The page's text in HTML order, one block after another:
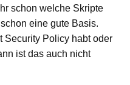
schon welche Skripte
eine gute Basis.
Security Policy habt oder
ist das auch nicht